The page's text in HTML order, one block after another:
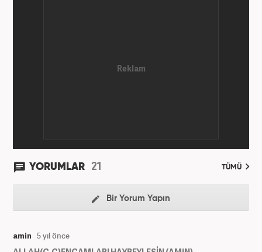
YORUMLAR 21 TÜMÜ
Bir Yorum Yapın
amin 5 yıl önce